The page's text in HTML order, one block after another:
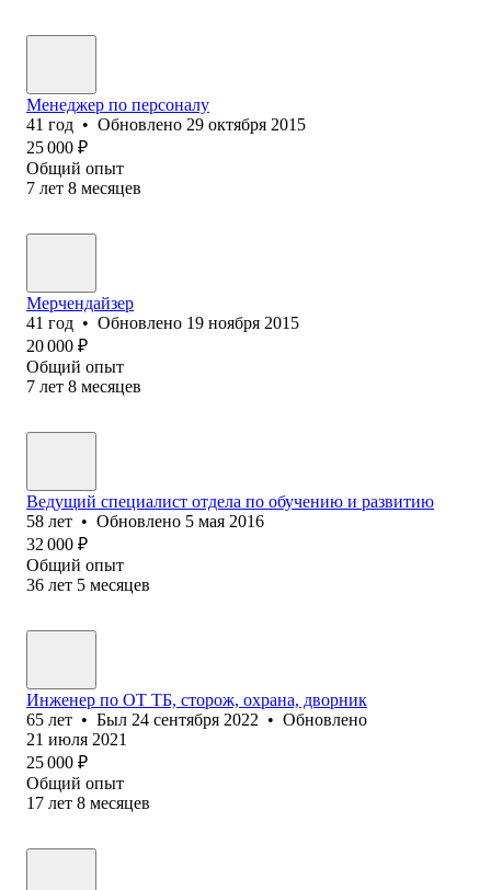
Менеджер по персоналу
41 год • Обновлено 29 октября 2015
25 000 ₽
Общий опыт
7 лет 8 месяцев
Мерчендайзер
41 год • Обновлено 19 ноября 2015
20 000 ₽
Общий опыт
7 лет 8 месяцев
Ведущий специалист отдела по обучению и развитию
58 лет • Обновлено 5 мая 2016
32 000 ₽
Общий опыт
36 лет 5 месяцев
Инженер по ОТ ТБ, сторож, охрана, дворник
65 лет • Был 24 сентября 2022 • Обновлено
21 июля 2021
25 000 ₽
Общий опыт
17 лет 8 месяцев